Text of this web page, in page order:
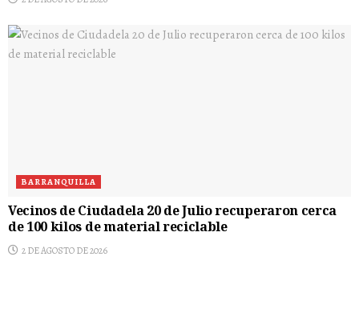
BARRANQUILLA
Vecinos de Ciudadela 20 de Julio recuperaron cerca
de 100 kilos de material reciclable
2 DE AGOSTO DE 2026